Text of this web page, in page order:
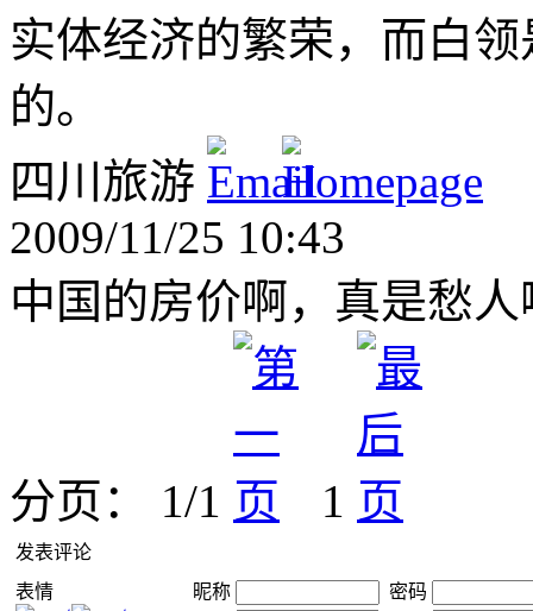
实体经济的繁荣，而白
的。
四川旅游
2009/11/25 10:43
中国的房价啊，真是愁人
分页： 1/1 1
发表评论
表情
昵称
密码